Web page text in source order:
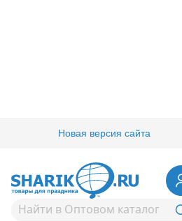
Новая версия сайта
Товары для праздника/
н/дверь Ведьма 37см/А
1501-4889Украшение н/